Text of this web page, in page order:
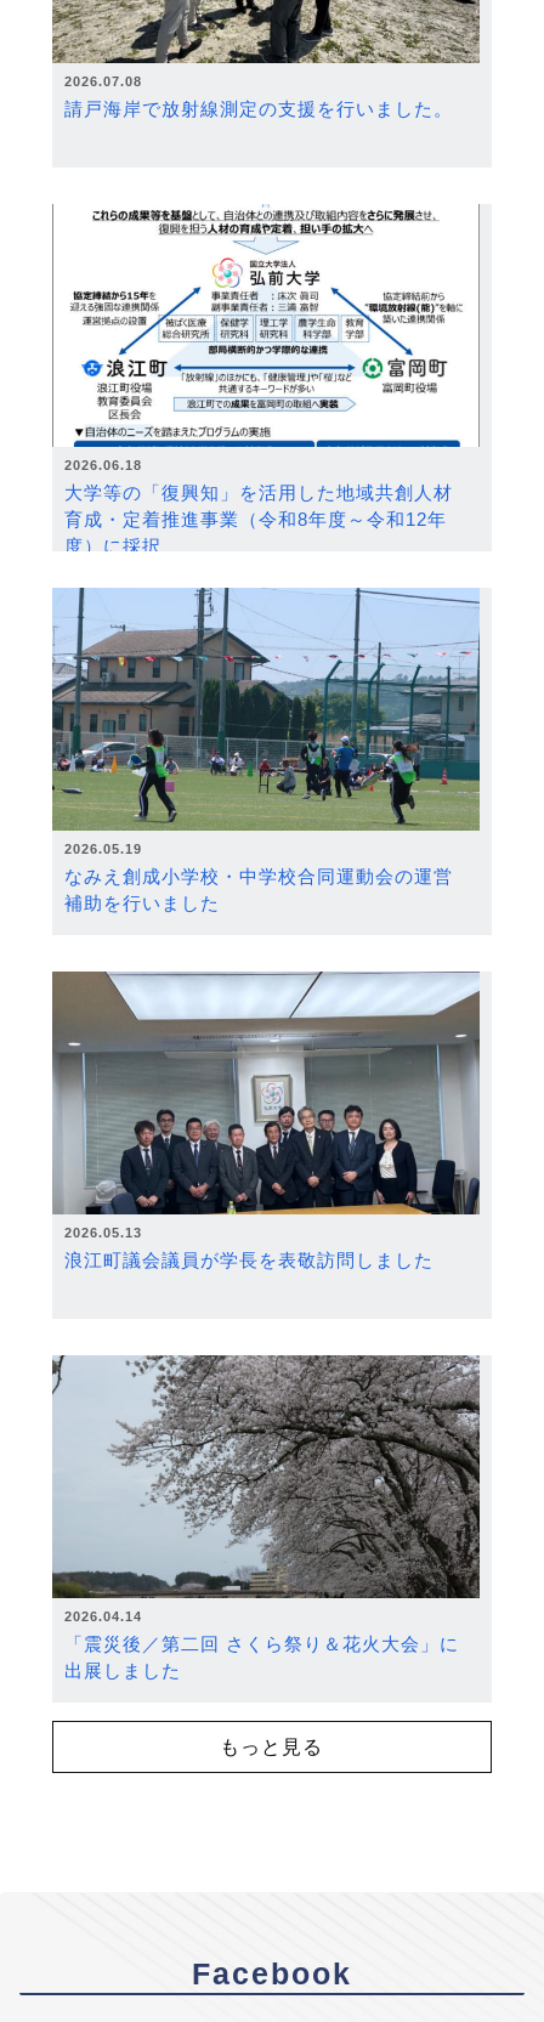
2026.07.08
請戸海岸で放射線測定の支援を行いました。
2026.06.18
大学等の「復興知」を活用した地域共創人材
育成・定着推進事業（令和8年度～令和12年
度）に採択
2026.05.19
なみえ創成小学校・中学校合同運動会の運営
補助を行いました
2026.05.13
浪江町議会議員が学長を表敬訪問しました
2026.04.14
「震災後／第二回 さくら祭り＆花火大会」に
出展しました
もっと見る
Facebook